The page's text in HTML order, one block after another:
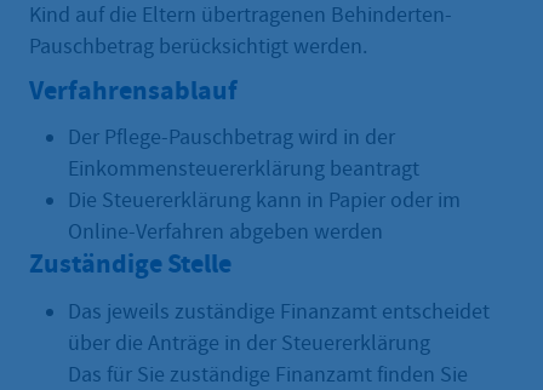
Kind auf die Eltern übertragenen Behinderten-
Pauschbetrag berücksichtigt werden.
Verfahrensablauf
Der Pflege-Pauschbetrag wird in der
Einkommensteuererklärung beantragt
Die Steuererklärung kann in Papier oder im
Online-Verfahren abgeben werden
Zuständige Stelle
Das jeweils zuständige Finanzamt entscheidet
über die Anträge in der Steuererklärung
Das für Sie zuständige Finanzamt finden Sie